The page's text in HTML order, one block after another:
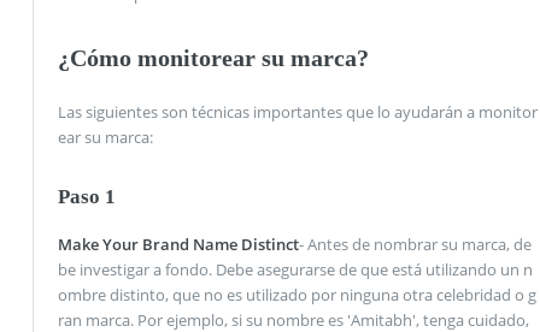
¿Cómo monitorear su marca?
Las siguientes son técnicas importantes que lo ayudarán a monitor
ear su marca:
Paso 1
Make Your Brand Name Distinct- Antes de nombrar su marca, de
be investigar a fondo. Debe asegurarse de que está utilizando un n
ombre distinto, que no es utilizado por ninguna otra celebridad o g
ran marca. Por ejemplo, si su nombre es 'Amitabh', tenga cuidado,